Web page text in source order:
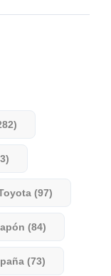
(97)
(84)
(73)